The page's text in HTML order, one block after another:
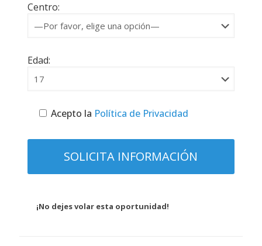
Centro:
Edad:
Acepto la Política de Privacidad
¡No dejes volar esta oportunidad!